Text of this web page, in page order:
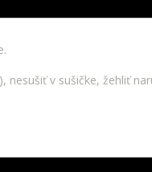
v sušičke, žehliť